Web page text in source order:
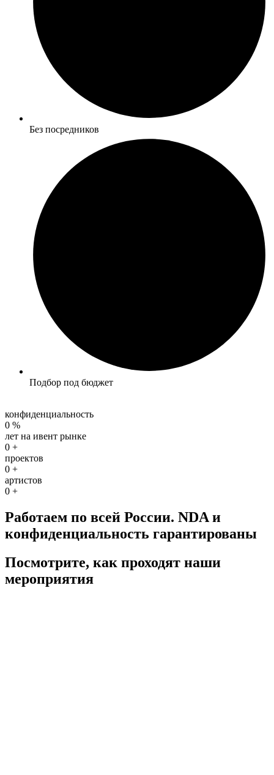
Без посредников
Подбор под бюджет
конфиденциальность
0 %
лет на ивент рынке
0 +
проектов
0 +
артистов
0 +
Работаем по всей России. NDA и
конфиденциальность гарантированы
Посмотрите, как проходят наши
мероприятия